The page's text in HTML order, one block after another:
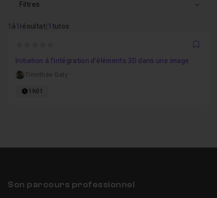
1 à1 résultat| 1 tutos
Filtres
Initiation à l'intégration d'éléments 3D dans une image
Timothée Gaty
1h01
Son parcours professionnel